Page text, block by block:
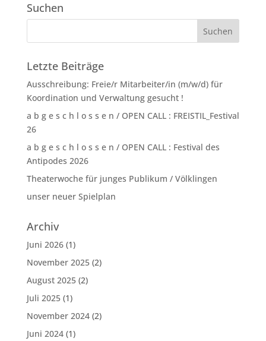
Suchen
Letzte Beiträge
Ausschreibung: Freie/r Mitarbeiter/in (m/w/d) für
Koordination und Verwaltung gesucht !
a b g e s c h l o s s e n / OPEN CALL : FREISTIL_Festival
26
a b g e s c h l o s s e n / OPEN CALL : Festival des
Antipodes 2026
Theaterwoche für junges Publikum / Völklingen
unser neuer Spielplan
Archiv
Juni 2026(1)
November 2025(2)
August 2025(2)
Juli 2025(1)
November 2024(2)
Juni 2024(1)